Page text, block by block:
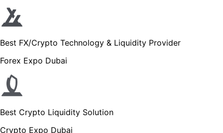
Best FX/Crypto Technology & Liquidity Provider
Forex Expo Dubai
Best Crypto Liquidity Solution
Crypto Expo Dubai